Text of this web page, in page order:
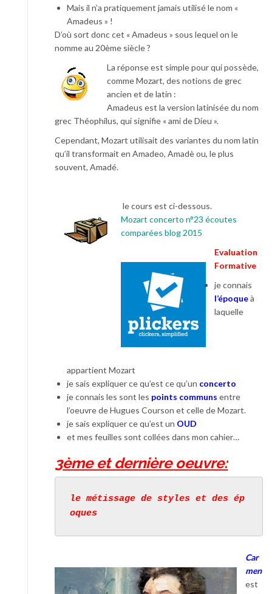
Mais il n’a pratiquement jamais utilisé le nom «
Amadeus » !
D’où sort donc cet « Amadeus » sous lequel on le
nomme au 20ème siècle ?
La réponse est simple pour qui possède,
comme Mozart, des notions de grec
ancien et de latin :
Amadeus est la version latinisée du nom
grec Théophilus, qui signifie « ami de Dieu ».
Cependant, Mozart utilisait des variantes du nom latin
qu’il transformait en Amadeo, Amadè ou, le plus
souvent, Amadé.
le cours est ci-dessous.
Mozart concerto n°23 écoutes
comparées blog 2015
Evaluation
Formative
je connais
l’époqueà
laquelle
appartient Mozart
je sais expliquer ce qu’est ce qu’un concerto
je connais les sont les points communs entre
l’oeuvre de Hugues Courson et celle de Mozart.
je sais expliquer ce qu’est un OUD
et mes feuilles sont collées dans mon cahier…
3ème et dernière oeuvre:
le métissage de styles et des ép
oques
Car
men
est